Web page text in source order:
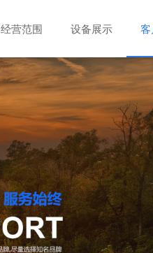
经营范围 设备展示